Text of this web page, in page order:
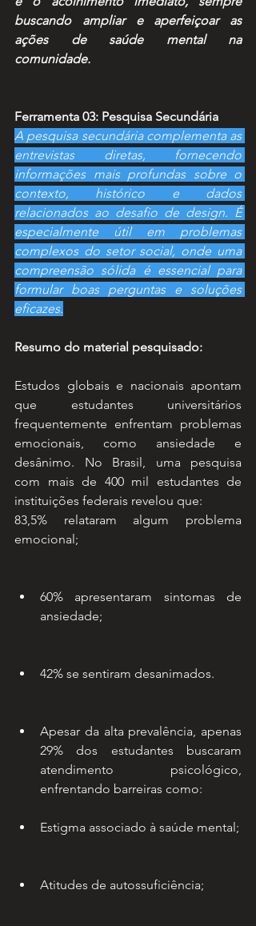
buscando ampliar e aperfeiçoar as
ações de saúde mental na
comunidade.
Ferramenta 03: Pesquisa Secundária
A pesquisa secundária complementa as
entrevistas diretas, fornecendo
informações mais profundas sobre o
contexto, histórico e dados
relacionados ao desafio de design. É
especialmente útil em problemas
complexos do setor social, onde uma
compreensão sólida é essencial para
formular boas perguntas e soluções
eficazes.
Resumo do material pesquisado:
Estudos globais e nacionais apontam
que estudantes universitários
frequentemente enfrentam problemas
emocionais, como ansiedade e
desânimo. No Brasil, uma pesquisa
com mais de 400 mil estudantes de
instituições federais revelou que:
83,5% relataram algum problema
emocional;
60% apresentaram sintomas de
ansiedade;
42% se sentiram desanimados.
Apesar da alta prevalência, apenas
29% dos estudantes buscaram
atendimento psicológico,
enfrentando barreiras como:
Estigma associado à saúde mental;
Atitudes de autossuficiência;